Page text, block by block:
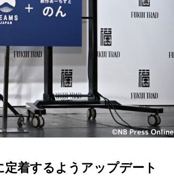
着するようアップデート